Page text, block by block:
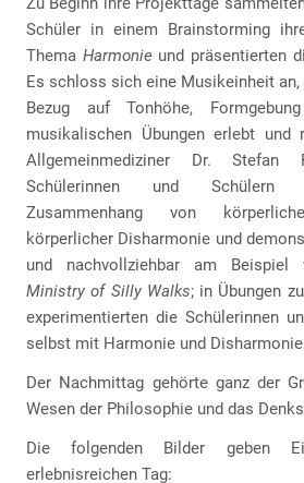
Schüler in einem Brainstorming
Thema Harmonieund präsentierten
Es schloss sich eine Musikeinheit an,
Bezug auf Tonhöhe,
musikalischen Übungen erlebt und
Allgemeinmediziner Dr.
Schülerinnen und Schülern
Zusammenhang von
körperlicher Disharmonie und
und nachvollziehbar am Beispiel
Ministry of Silly Walks; in Übungen
experimentierten die Schülerinnen
selbst mit Harmonie und
Der Nachmittag gehörte ganz der
Wesen der Philosophie und das
Die folgenden Bilder geben
erlebnisreichen Tag: